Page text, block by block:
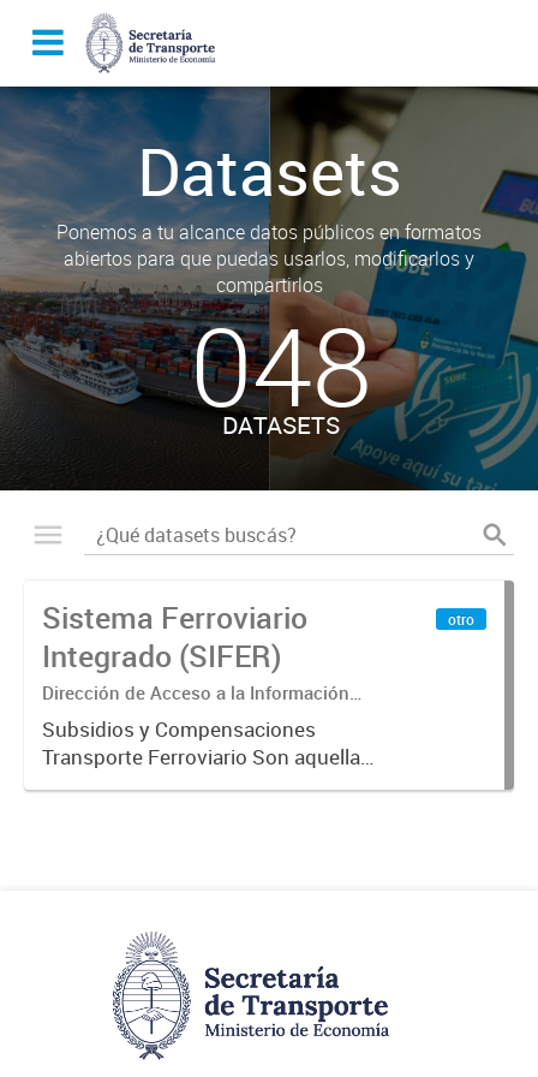
Datasets
Ponemos a tu alcance datos públicos en formatos
abiertos para que puedas usarlos, modificarlos y
compartirlos
048
DATASETS
Sistema Ferroviario
Integrado (SIFER)
Dirección de Acceso a la Información
Pública y Transparencia
Subsidios y Compensaciones
Transporte Ferroviario Son aquellas
transferencias realizadas por la
otro